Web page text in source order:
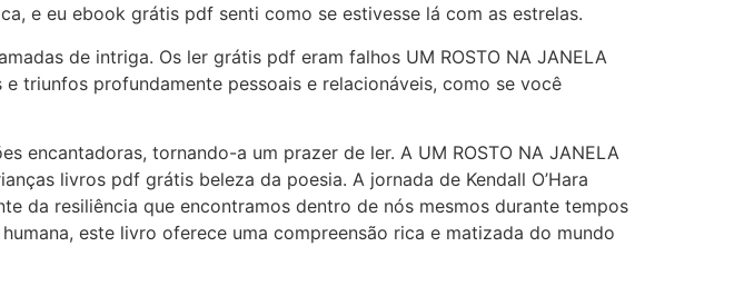
e eu ebook grátis pdf senti como se estivesse lá com as estrelas.
de intriga. Os ler grátis pdf eram falhos UM ROSTO NA JANELA
triunfos profundamente pessoais e relacionáveis, como se você
encantadoras, tornando-a um prazer de ler. A UM ROSTO NA JANELA
livros pdf grátis beleza da poesia. A jornada de Kendall O’Hara
da resiliência que encontramos dentro de nós mesmos durante tempos
este livro oferece uma compreensão rica e matizada do mundo